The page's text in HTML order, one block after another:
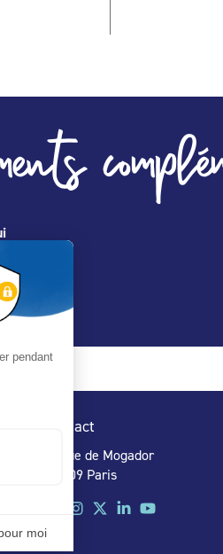
:
Contact
32 rue de Mogador
75 009 Paris